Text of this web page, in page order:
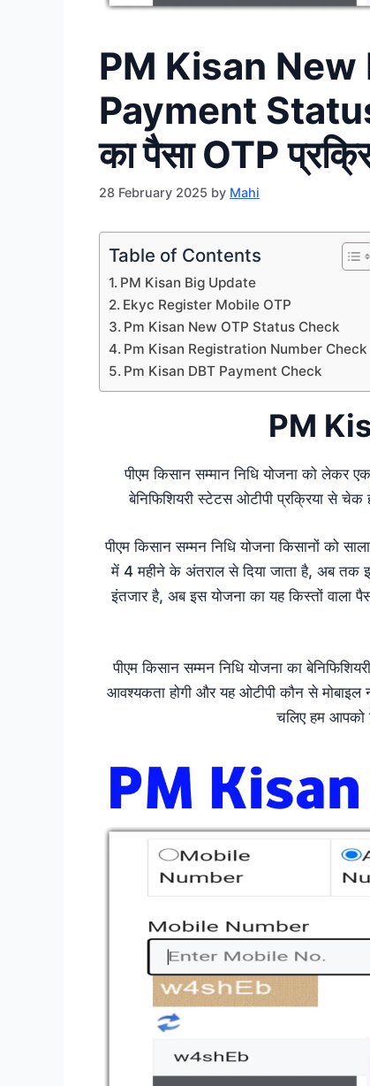
PM Kisan
Payment
का पैसा OTP
28 February 2025 by Mahi
Table of Contents
PM Kisan Big Update
Ekyc Register Mobile OTP
Pm Kisan New OTP Status Check
Pm Kisan Registration Number Check
Pm Kisan DBT Payment Check
PM
पीएम किसान सम्मान निधि योजना को लेकर
बेनिफिशियरी स्टेटस ओटीपी प्रक्रिया से
पीएम किसान सम्मन निधि योजना किसानों को
में 4 महीने के अंतराल से दिया जाता है, अब तक
इंतजार है, अब इस योजना का यह किस्तों वाला
पीएम किसान सम्मन निधि योजना का
आवश्यकता होगी और यह ओटीपी कौन से
चलिए हम आपको